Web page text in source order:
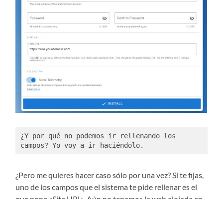
¿Y por qué no podemos ir rellenando los
campos? Yo voy a ir haciéndolo.
¿Pero me quieres hacer caso sólo por una vez? Si te fijas,
uno de los campos que el sistema te pide rellenar es el